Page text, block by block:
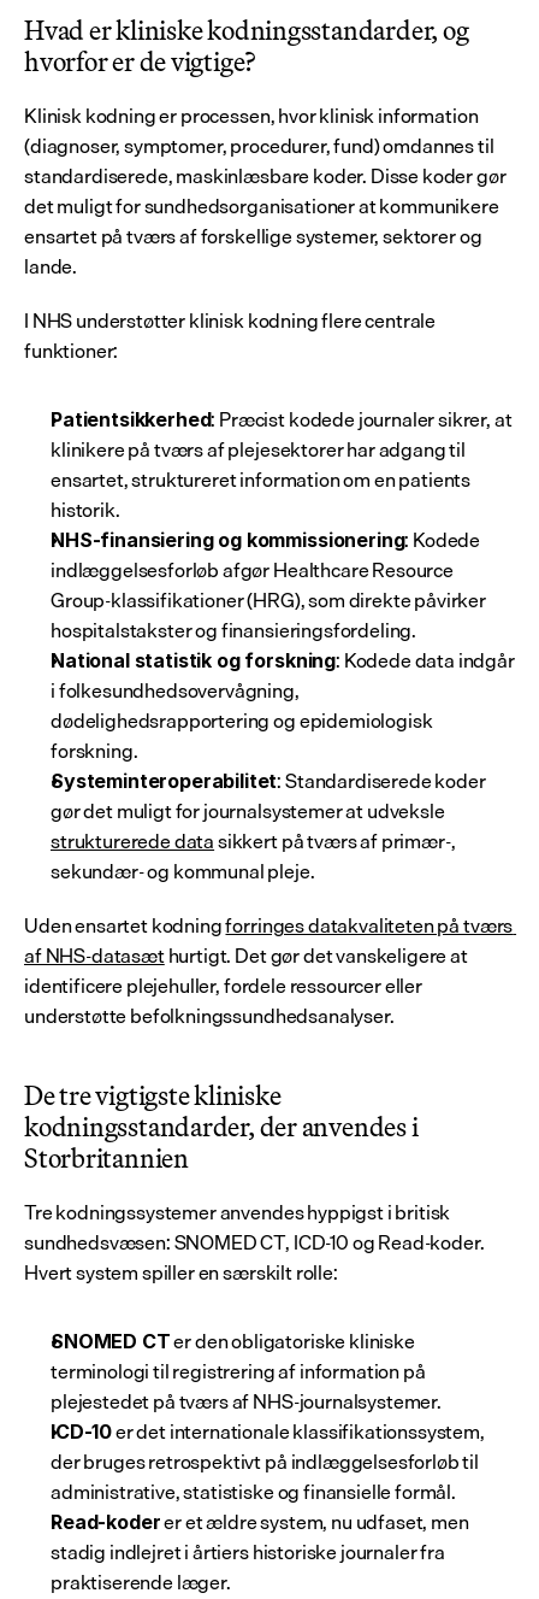
Hvad er kliniske kodningsstandarder, og
hvorfor er de vigtige?
Klinisk kodning er processen, hvor klinisk information
(diagnoser, symptomer, procedurer, fund) omdannes til
standardiserede, maskinlæsbare koder. Disse koder gør
det muligt for sundhedsorganisationer at kommunikere
ensartet på tværs af forskellige systemer, sektorer og
lande.
I NHS understøtter klinisk kodning flere centrale
funktioner:
Patientsikkerhed: Præcist kodede journaler sikrer, at
klinikere på tværs af plejesektorer har adgang til
ensartet, struktureret information om en patients
historik.
NHS-finansiering og kommissionering: Kodede
indlæggelsesforløb afgør Healthcare Resource
Group-klassifikationer (HRG), som direkte påvirker
hospitalstakster og finansieringsfordeling.
National statistik og forskning: Kodede data indgår
i folkesundhedsovervågning,
dødelighedsrapportering og epidemiologisk
forskning.
Systeminteroperabilitet: Standardiserede koder
gør det muligt for journalsystemer at udveksle
strukturerede data sikkert på tværs af primær-,
sekundær- og kommunal pleje.
Uden ensartet kodning forringes datakvaliteten på tværs
af NHS-datasæt hurtigt. Det gør det vanskeligere at
identificere plejehuller, fordele ressourcer eller
understøtte befolkningssundhedsanalyser.
De tre vigtigste kliniske
kodningsstandarder, der anvendes i
Storbritannien
Tre kodningssystemer anvendes hyppigst i britisk
sundhedsvæsen: SNOMED CT, ICD-10 og Read-koder.
Hvert system spiller en særskilt rolle:
SNOMED CT er den obligatoriske kliniske
terminologi til registrering af information på
plejestedet på tværs af NHS-journalsystemer.
ICD-10 er det internationale klassifikationssystem,
der bruges retrospektivt på indlæggelsesforløb til
administrative, statistiske og finansielle formål.
Read-koder er et ældre system, nu udfaset, men
stadig indlejret i årtiers historiske journaler fra
praktiserende læger.